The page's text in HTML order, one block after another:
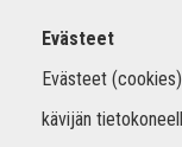
Evästeet
Evästeet
kävijän